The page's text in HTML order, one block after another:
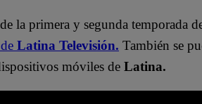
la primera y segunda temporada
Latina Televisión. También se
móviles de Latina.